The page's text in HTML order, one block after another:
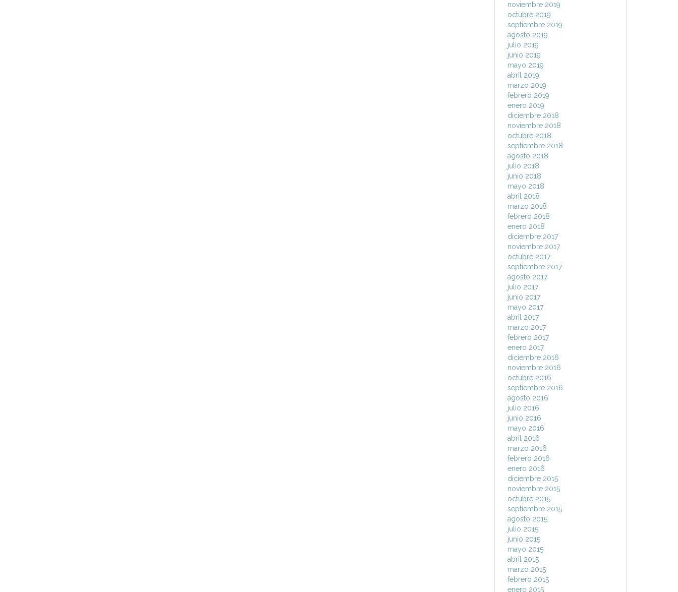
noviembre 2019
octubre 2019
septiembre 2019
agosto 2019
julio 2019
junio 2019
mayo 2019
abril 2019
marzo 2019
febrero 2019
enero 2019
diciembre 2018
noviembre 2018
octubre 2018
septiembre 2018
agosto 2018
julio 2018
junio 2018
mayo 2018
abril 2018
marzo 2018
febrero 2018
enero 2018
diciembre 2017
noviembre 2017
octubre 2017
septiembre 2017
agosto 2017
julio 2017
junio 2017
mayo 2017
abril 2017
marzo 2017
febrero 2017
enero 2017
diciembre 2016
noviembre 2016
octubre 2016
septiembre 2016
agosto 2016
julio 2016
junio 2016
mayo 2016
abril 2016
marzo 2016
febrero 2016
enero 2016
diciembre 2015
noviembre 2015
octubre 2015
septiembre 2015
agosto 2015
julio 2015
junio 2015
mayo 2015
abril 2015
marzo 2015
febrero 2015
enero 2015